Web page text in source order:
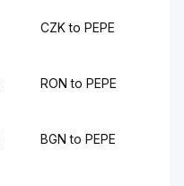
CZK to PEPE
RON to PEPE
BGN to PEPE